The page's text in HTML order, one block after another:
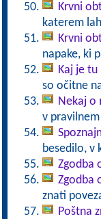
Krvni
katerem
Krvni
napake, ki
Kaj je tu
so očitne
Nekaj o
v
besedilo, v
Zgodba
Zgodba
znati
Poštna